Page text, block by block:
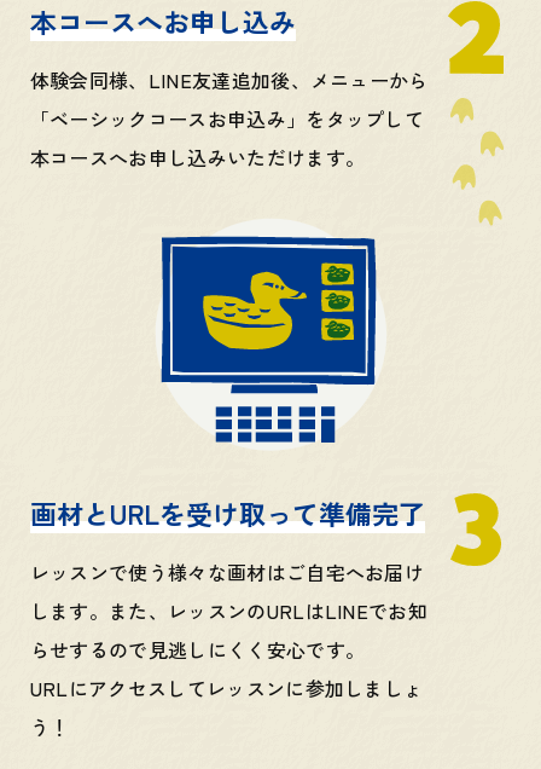
本コースへお申し込み
体験会同様、LINE友達追加後、メニューから
「ベーシックコースお申込み」をタップして
本コースへお申し込みいただけます。
画材とURLを受け取って準備完了
レッスンで使う様々な画材はご自宅へお届け
します。また、レッスンのURLはLINEでお知
らせするので見逃しにくく安心です。
URLにアクセスしてレッスンに参加しましょ
う！